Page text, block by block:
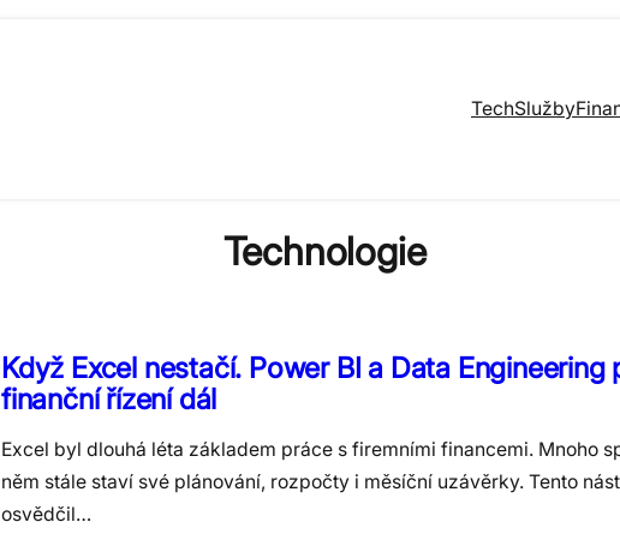
TechSlužby
Technologie
Když Excel nestačí. Power BI a Data Engineering
finanční řízení dál
Excel byl dlouhá léta základem práce s firemními financemi. Mnoho
něm stále staví své plánování, rozpočty i měsíční uzávěrky. Tento
osvědčil…